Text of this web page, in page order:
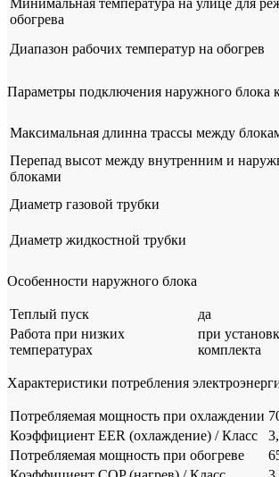
Минимальная температура на улице для
обогрева
Диапазон рабочих температур на обогрев
Параметры подключения наружного блока
Максимальная длинна трассы между
Перепад высот между внутренним и
блоками
Диаметр газовой трубки
Диаметр жидкостной трубки
Особенности наружного блока
Теплый пуск
да
Работа при низких
температурах
при
комплекта
Характеристики потребления
Потребляемая мощность при охлаждении
Коэффициент EER (охлаждение) / Класс
Потребляемая мощность при обогреве